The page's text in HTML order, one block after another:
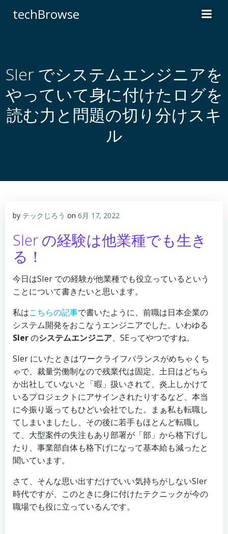
へ
ス
キ
ッ
プ
techBrowse
SIer でシステムエンジニアを
やっていて身に付けたログを
読む力と問題の切り分けスキ
ル
by テックじろう on 6月 17, 2022
SIer の経験は他業種でも生き
る！
今日はSIer での経験が他業種でも役立っているという
ことについて書きたいと思います。
私はこちらの記事で書いたように、前職は日本企業の
システム開発をおこなうエンジニアでした。いわゆる
SIerのシステムエンジニア、SEってやつですね。
SIer にいたときはワークライフバランスがめちゃくち
ゃで、裁量労働制なので残業代は固定、土日はどちら
か出社していないと「暇」扱いされて、炎上しかけて
いるプロジェクトにアサインされたりするなど、本当
に今振り返ってもひどい会社でした。まぁ私も転職し
てしまいましたし、その後に若手もほとんど転職し
て、大型案件の失注もあり部署が「部」から格下げし
たり、事業部自体も格下げになって基本給も減ったと
聞いています。
さて、そんな思い出すだけでいい気持ちがしないSIer
時代ですが、このときに身に付けたテクニックが今の
職場でも役に立っているんです。